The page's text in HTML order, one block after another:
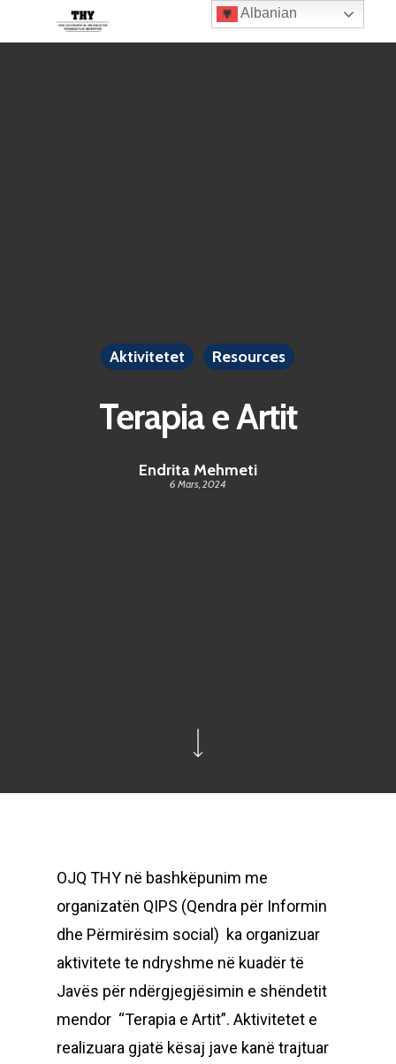
Aktivitetet Resources
Terapia e Artit
Endrita Mehmeti
6 Mars, 2024
OJQ THY në bashkëpunim me
organizatën QIPS (Qendra për Informin
dhe Përmirësim social) ka organizuar
aktivitete te ndryshme në kuadër të
Javës për ndërgjegjësimin e shëndetit
mendor “Terapia e Artit”. Aktivitetet e
realizuara gjatë kësaj jave kanë trajtuar
Albanian